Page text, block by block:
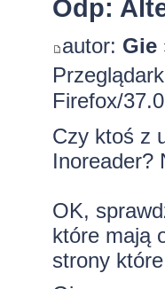
Odp:
autor: Gie
Firefox/37.0
Czy ktoś z
Inoreader?
OK,
które mają
strony